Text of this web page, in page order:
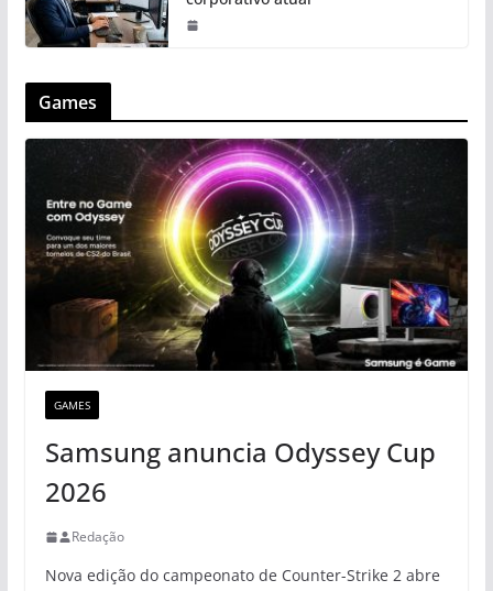
Games
GAMES
Samsung anuncia Odyssey Cup
2026
Redação
Nova edição do campeonato de Counter-Strike 2 abre